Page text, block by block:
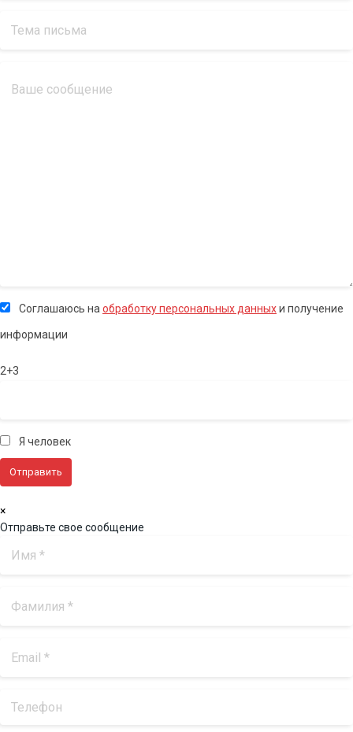
Соглашаюсь на обработку персональных данныхи получение
информации
2+3
Я человек
×
Отправьте свое сообщение